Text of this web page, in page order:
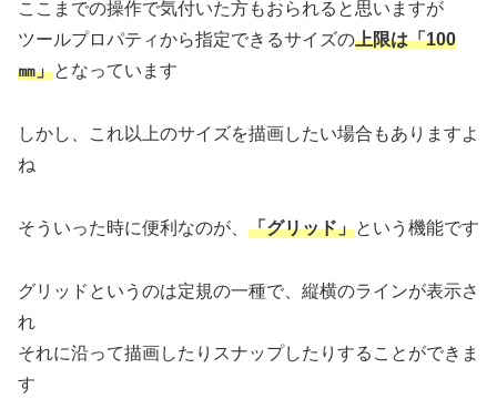
ここまでの操作で気付いた方もおられると思いますが
ツールプロパティから指定できるサイズの上限は「100
㎜」となっています
しかし、これ以上のサイズを描画したい場合もありますよ
ね
そういった時に便利なのが、 「グリッド」という機能です
グリッドというのは定規の一種で、縦横のラインが表示さ
れ
それに沿って描画したりスナップしたりすることができま
す